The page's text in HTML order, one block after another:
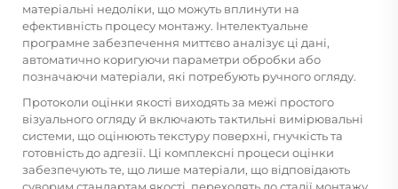
матеріальні недоліки, що можуть вплинути на
ефективність процесу монтажу. Інтелектуальне
програмне забезпечення миттєво аналізує ці дані,
автоматично коригуючи параметри обробки або
позначаючи матеріали, які потребують ручного огляду.
Протоколи оцінки якості виходять за межі простого
візуального огляду й включають тактильні вимірювальні
системи, що оцінюють текстуру поверхні, гнучкість та
готовність до адгезії. Ці комплексні процеси оцінки
забезпечують те, що лише матеріали, що відповідають